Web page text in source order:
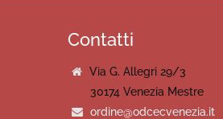
Contatti
Via G. Allegri 29/3
30174 Venezia Mestre
ordine@odcecvenezia.it